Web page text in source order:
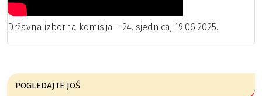
Državna izborna komisija – 24. sjednica, 19.06.2025.
POGLEDAJTE JOŠ